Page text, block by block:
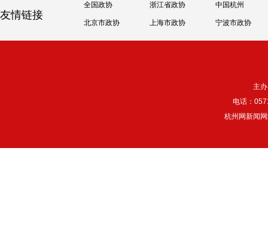
友情链接
全国政协 浙江省政协 中国杭州
北京市政协 上海市政协 宁波市政协
主
电话：
杭州网新闻